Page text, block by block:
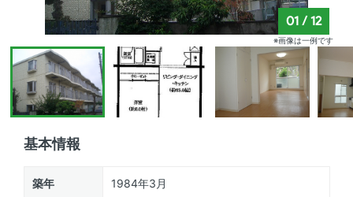
基本情報
築年 1984年3月
01 /12
※画像は一例です